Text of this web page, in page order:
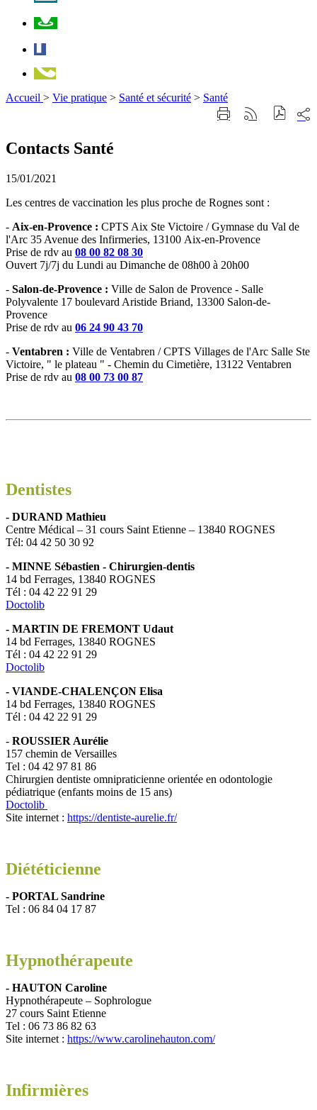
Accueil > Vie pratique > Santé et sécurité > Santé
ImprimerGénérer
sur
Contacts Santé
15/01/2021
Les centres de vaccination les plus proche de Rognes sont :
- Aix-en-Provence : CPTS Aix Ste Victoire / Gymnase du Val de
l'Arc 35 Avenue des Infirmeries, 13100 Aix-en-Provence
Prise de rdv au 08 00 82 08 30
Ouvert 7j/7j du Lundi au Dimanche de 08h00 à 20h00
- Salon-de-Provence : Ville de Salon de Provence - Salle
Polyvalente 17 boulevard Aristide Briand, 13300 Salon-de-
Provence
Prise de rdv au 06 24 90 43 70
- Ventabren : Ville de Ventabren / CPTS Villages de l'Arc Salle Ste
Victoire, " le plateau " - Chemin du Cimetière, 13122 Ventabren
Prise de rdv au 08 00 73 00 87
Dentistes
- DURAND Mathieu
Centre Médical – 31 cours Saint Etienne – 13840 ROGNES
Tél: 04 42 50 30 92
- MINNE Sébastien - Chirurgien-dentis
14 bd Ferrages, 13840 ROGNES
Tél : 04 42 22 91 29
Doctolib
- MARTIN DE FREMONT Udaut
14 bd Ferrages, 13840 ROGNES
Tél : 04 42 22 91 29
Doctolib
- VIANDE-CHALENÇON Elisa
14 bd Ferrages, 13840 ROGNES
Tél : 04 42 22 91 29
- ROUSSIER Aurélie
157 chemin de Versailles
Tel : 04 42 97 81 86
Chirurgien dentiste omnipraticienne orientée en odontologie
pédiatrique (enfants moins de 15 ans)
Doctolib
Site internet : https://dentiste-aurelie.fr/
Diététicienne
- PORTAL Sandrine
Tel : 06 84 04 17 87
Hypnothérapeute
- HAUTON Caroline
Hypnothérapeute – Sophrologue
27 cours Saint Etienne
Tel : 06 73 86 82 63
Site internet : https://www.carolinehauton.com/
Infirmières